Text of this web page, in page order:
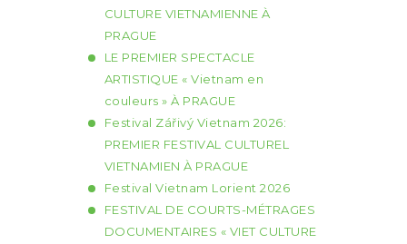
CULTURE VIETNAMIENNE À
PRAGUE
LE PREMIER SPECTACLE
ARTISTIQUE « Vietnam en
couleurs » À PRAGUE
Festival Zářivý Vietnam 2026:
PREMIER FESTIVAL CULTUREL
VIETNAMIEN À PRAGUE
Festival Vietnam Lorient 2026
FESTIVAL DE COURTS-MÉTRAGES
DOCUMENTAIRES « VIET CULTURE